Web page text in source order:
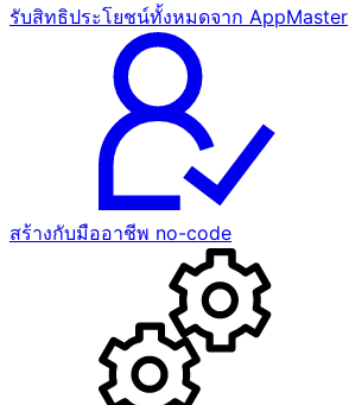
รับสิทธิประโยชน์ทั้งหมดจาก AppMaster
สร้างกับมืออาชีพ no-code